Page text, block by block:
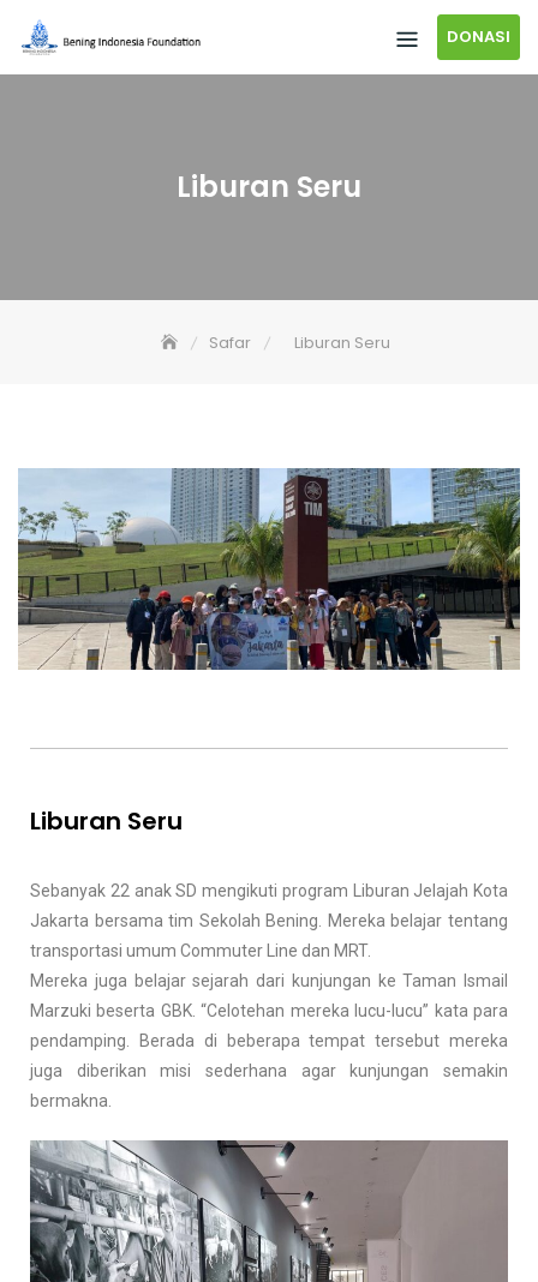
DONASI
Liburan Seru
Safar Liburan Seru
Liburan Seru
Sebanyak 22 anak SD mengikuti program Liburan Jelajah Kota
Jakarta bersama tim Sekolah Bening. Mereka belajar tentang
transportasi umum Commuter Line dan MRT.
Mereka juga belajar sejarah dari kunjungan ke Taman Ismail
Marzuki beserta GBK. “Celotehan mereka lucu-lucu” kata para
pendamping. Berada di beberapa tempat tersebut mereka
juga diberikan misi sederhana agar kunjungan semakin
bermakna.